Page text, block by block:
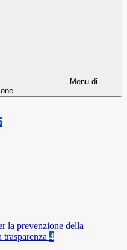
Menu di
la prevenzione della
4